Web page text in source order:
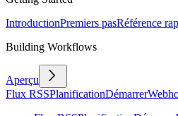
IntroductionPremiers pasRéférence
Building Workflows
Aperçu
Flux RSSPlanificationDémarrer